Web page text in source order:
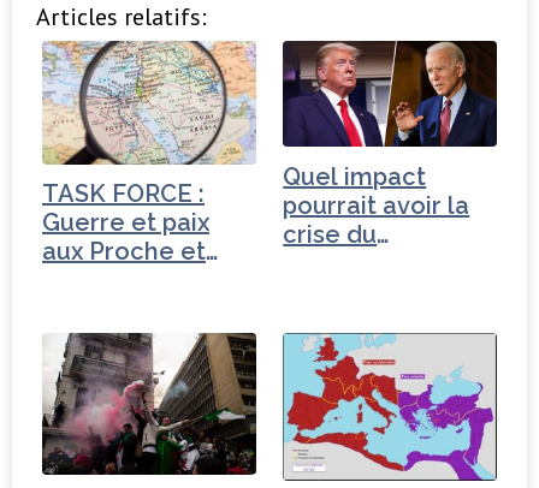
c
e
b
o
o
k
it
t
e
r
k
e
dI
n
ta
g
e
r
Articles relatifs:
TASK FORCE :
Guerre et paix
aux Proche et
Quel impact
pourrait avoir la
crise du